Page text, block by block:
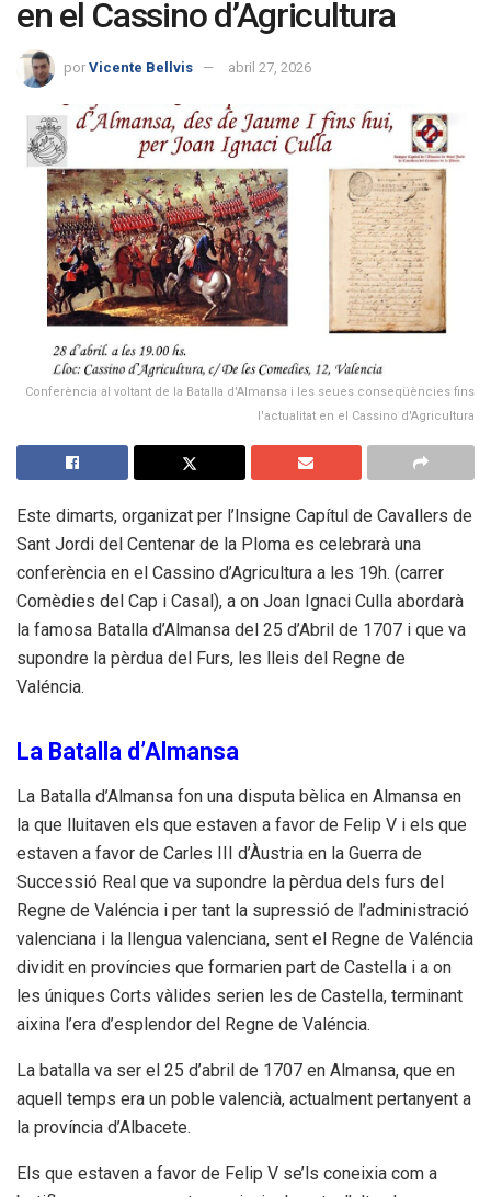
en el Cassino d’Agricultura
por Vicente Bellvis abril 27, 2026
Conferència al voltant de la Batalla d'Almansa i les seues conseqüències fins
l'actualitat en el Cassino d'Agricultura
Este dimarts, organizat per l’Insigne Capítul de Cavallers de
Sant Jordi del Centenar de la Ploma es celebrarà una
conferència en el Cassino d’Agricultura a les 19h. (carrer
Comèdies del Cap i Casal), a on Joan Ignaci Culla abordarà
la famosa Batalla d’Almansa del 25 d’Abril de 1707 i que va
supondre la pèrdua del Furs, les lleis del Regne de
Valéncia.
La Batalla d’Almansa
La Batalla d’Almansa fon una disputa bèlica en Almansa en
la que lluitaven els que estaven a favor de Felip V i els que
estaven a favor de Carles III d’Àustria en la Guerra de
Successió Real que va supondre la pèrdua dels furs del
Regne de Valéncia i per tant la supressió de l’administració
valenciana i la llengua valenciana, sent el Regne de Valéncia
dividit en províncies que formarien part de Castella i a on
les úniques Corts vàlides serien les de Castella, terminant
aixina l’era d’esplendor del Regne de Valéncia.
La batalla va ser el 25 d’abril de 1707 en Almansa, que en
aquell temps era un poble valencià, actualment pertanyent a
la província d’Albacete.
Els que estaven a favor de Felip V se’ls coneixia com a